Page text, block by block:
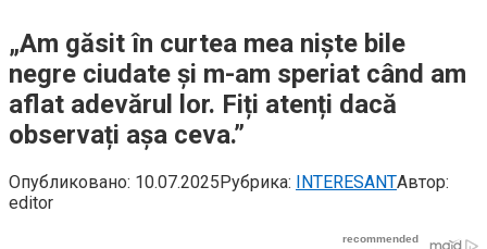
„Am găsit în curtea mea niște bile
negre ciudate și m-am speriat când am
aflat adevărul lor. Fiți atenți dacă
observați așa ceva.”
Опубликовано: 10.07.2025Рубрика: INTERESANTАвтор:
editor